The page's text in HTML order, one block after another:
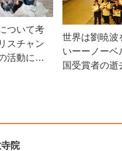
ついて考
スチャン
活動に参
世界は劉暁波
いーーノーベ
国受賞者の逝
院